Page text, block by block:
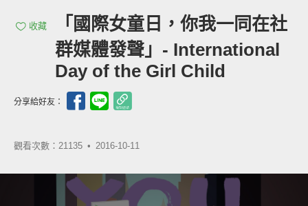
收藏
「國際女童日，你我一同在社
群媒體發聲」- International
Day of the Girl Child
分享給好友：
觀看次數：21135 • 2016-10-11